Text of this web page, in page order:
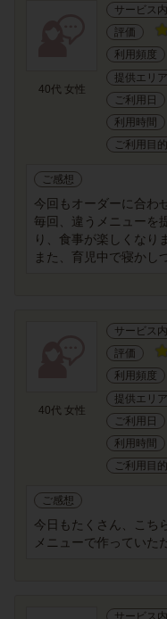
40代 女性
サービス
評価
利用頻度
提供エリア
ご利用日
利用時間
ご利用目的
ご感想
今回もオーダーに合わ
毎回、違うメニューを
り、食事が楽しくなり
また、育児中で寝かし
40代 女性
サービス
評価
利用頻度
提供エリア
ご利用日
利用時間
ご利用目的
ご感想
今日もたくさん、こち
メニューで作っていた
サービス